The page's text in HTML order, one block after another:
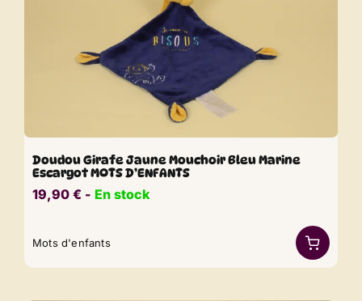
Doudou Girafe Jaune Mouchoir Bleu Marine
Escargot MOTS D’ENFANTS
19,90 € ​​ - En stock
Mots d'enfants